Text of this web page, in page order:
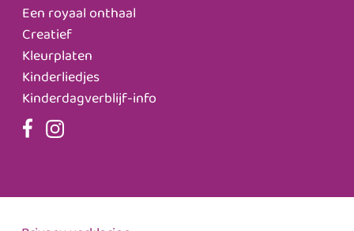
Een royaal onthaal
Creatief
Kleurplaten
Kinderliedjes
Kinderdagverblijf-info